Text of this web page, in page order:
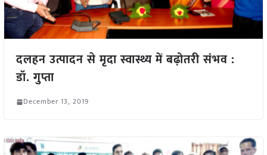
दलहन उत्पादन से मृदा स्वास्थ्य में बढ़ोतरी संभव :
डॉ. गुप्ता
December 13, 2019